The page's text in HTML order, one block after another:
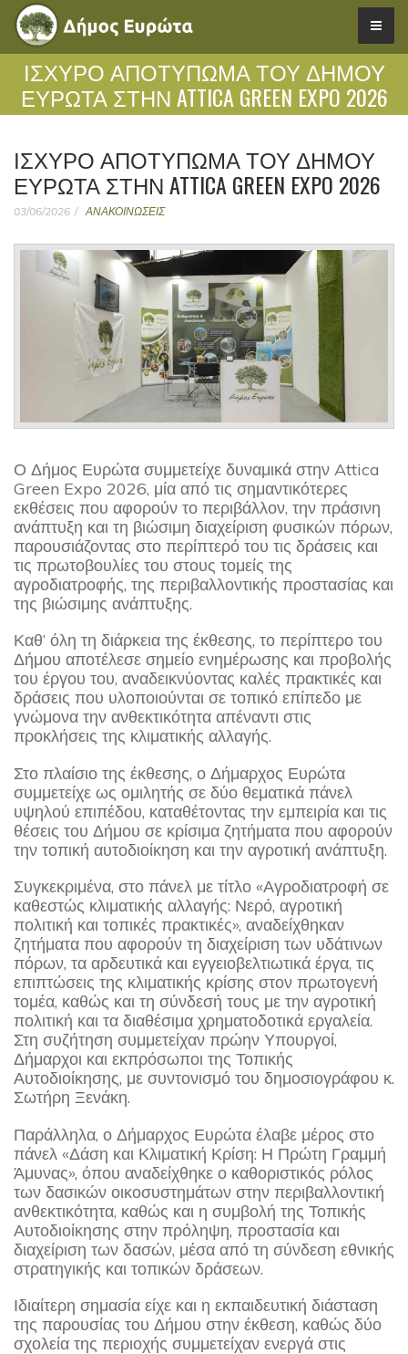
ΙΣΧΥΡΌ ΑΠΟΤΎΠΩΜΑ ΤΟΥ ΔΉΜΟΥ
ΕΥΡΏΤΑ ΣΤΗΝ ATTICA GREEN EXPO 2026
ΙΣΧΥΡΌ ΑΠΟΤΎΠΩΜΑ ΤΟΥ ΔΉΜΟΥ
ΕΥΡΏΤΑ ΣΤΗΝ ATTICA GREEN EXPO 2026
03/06/2026 ΑΝΑΚΟΙΝΩΣΕΙΣ
Ο Δήμος Ευρώτα συμμετείχε δυναμικά στην Attica
Green Expo 2026, μία από τις σημαντικότερες
εκθέσεις που αφορούν το περιβάλλον, την πράσινη
ανάπτυξη και τη βιώσιμη διαχείριση φυσικών πόρων,
παρουσιάζοντας στο περίπτερό του τις δράσεις και
τις πρωτοβουλίες του στους τομείς της
αγροδιατροφής, της περιβαλλοντικής προστασίας και
της βιώσιμης ανάπτυξης.
Καθ’ όλη τη διάρκεια της έκθεσης, το περίπτερο του
Δήμου αποτέλεσε σημείο ενημέρωσης και προβολής
του έργου του, αναδεικνύοντας καλές πρακτικές και
δράσεις που υλοποιούνται σε τοπικό επίπεδο με
γνώμονα την ανθεκτικότητα απέναντι στις
προκλήσεις της κλιματικής αλλαγής.
Στο πλαίσιο της έκθεσης, ο Δήμαρχος Ευρώτα
συμμετείχε ως ομιλητής σε δύο θεματικά πάνελ
υψηλού επιπέδου, καταθέτοντας την εμπειρία και τις
θέσεις του Δήμου σε κρίσιμα ζητήματα που αφορούν
την τοπική αυτοδιοίκηση και την αγροτική ανάπτυξη.
Συγκεκριμένα, στο πάνελ με τίτλο «Αγροδιατροφή σε
καθεστώς κλιματικής αλλαγής: Νερό, αγροτική
πολιτική και τοπικές πρακτικές», αναδείχθηκαν
ζητήματα που αφορούν τη διαχείριση των υδάτινων
πόρων, τα αρδευτικά και εγγειοβελτιωτικά έργα, τις
επιπτώσεις της κλιματικής κρίσης στον πρωτογενή
τομέα, καθώς και τη σύνδεσή τους με την αγροτική
πολιτική και τα διαθέσιμα χρηματοδοτικά εργαλεία.
Στη συζήτηση συμμετείχαν πρώην Υπουργοί,
Δήμαρχοι και εκπρόσωποι της Τοπικής
Αυτοδιοίκησης, με συντονισμό του δημοσιογράφου κ.
Σωτήρη Ξενάκη.
Παράλληλα, ο Δήμαρχος Ευρώτα έλαβε μέρος στο
πάνελ «Δάση και Κλιματική Κρίση: Η Πρώτη Γραμμή
Άμυνας», όπου αναδείχθηκε ο καθοριστικός ρόλος
των δασικών οικοσυστημάτων στην περιβαλλοντική
ανθεκτικότητα, καθώς και η συμβολή της Τοπικής
Αυτοδιοίκησης στην πρόληψη, προστασία και
διαχείριση των δασών, μέσα από τη σύνδεση εθνικής
στρατηγικής και τοπικών δράσεων.
Ιδιαίτερη σημασία είχε και η εκπαιδευτική διάσταση
της παρουσίας του Δήμου στην έκθεση, καθώς δύο
σχολεία της περιοχής συμμετείχαν ενεργά στις